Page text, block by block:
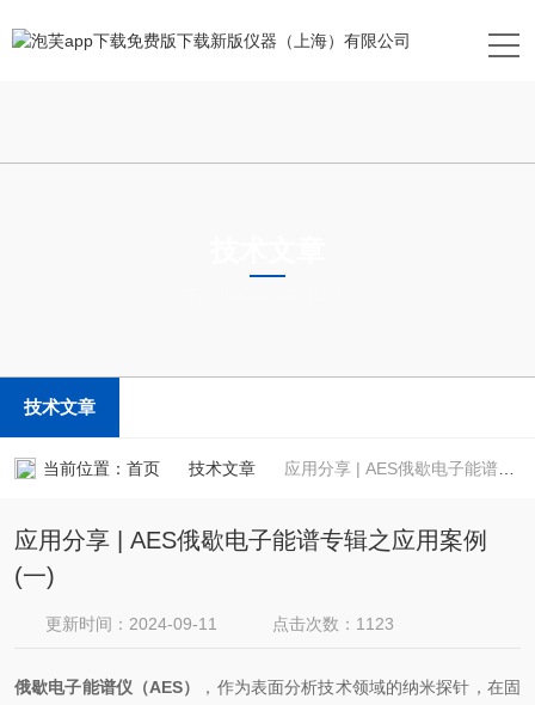
技术文章
当前位置： 首页 技术文章 应用分享 | AES俄歇电子能谱专辑之应用案例(一)
应用分享 | AES俄歇电子能谱专辑之应用案例
(一)
更新时间：2024-09-11 点击次数：1123
俄歇电子能谱仪（AES）
，作为表面分析技术领域的纳米探针，在固